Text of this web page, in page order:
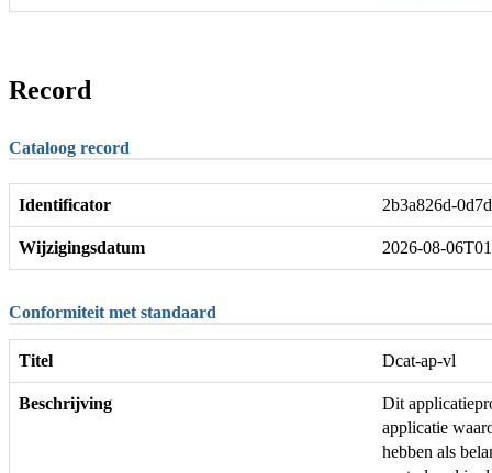
Record
Cataloog record
Identificator 2b3a826d-
Wijzigingsdatum 2026-08-
Conformiteit met standaard
Titel Dcat-ap-vl
Beschrijving
Dit
applicatie
hebben als